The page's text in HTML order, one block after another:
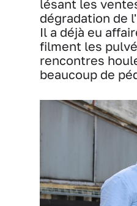
lésant les
dégradation de
Il a déjà eu
filment les
rencontres
beaucoup de